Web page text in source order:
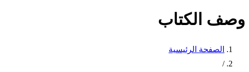
وصف الكتاب
الصفحة الرئيسية
/